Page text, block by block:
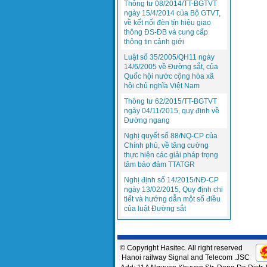
Thông tư 08/2014/TT-BGTVT
ngày 15/4/2014 của Bộ GTVT,
về kết nối đèn tín hiệu giao
thông ĐS-ĐB và cung cấp
thông tin cảnh giới
Luật số 35/2005/QH11 ngày
14/6/2005 về Đường sắt, của
Quốc hội nước cộng hòa xã
hội chủ nghĩa Việt Nam
Thông tư 62/2015/TT-BGTVT
ngày 04/11/2015, quy định về
Đường ngang
Nghị quyết số 88/NQ-CP của
Chính phủ, về tăng cường
thực hiện các giải pháp trọng
tâm bảo đảm TTATGR
Nghị định số 14/2015/NĐ-CP
ngày 13/02/2015, Quy định chi
tiết và hướng dẫn một số điều
của luật Đường sắt
© Copyright Hasitec. All right reserved
Hanoi railway Signal and Telecom .JSC